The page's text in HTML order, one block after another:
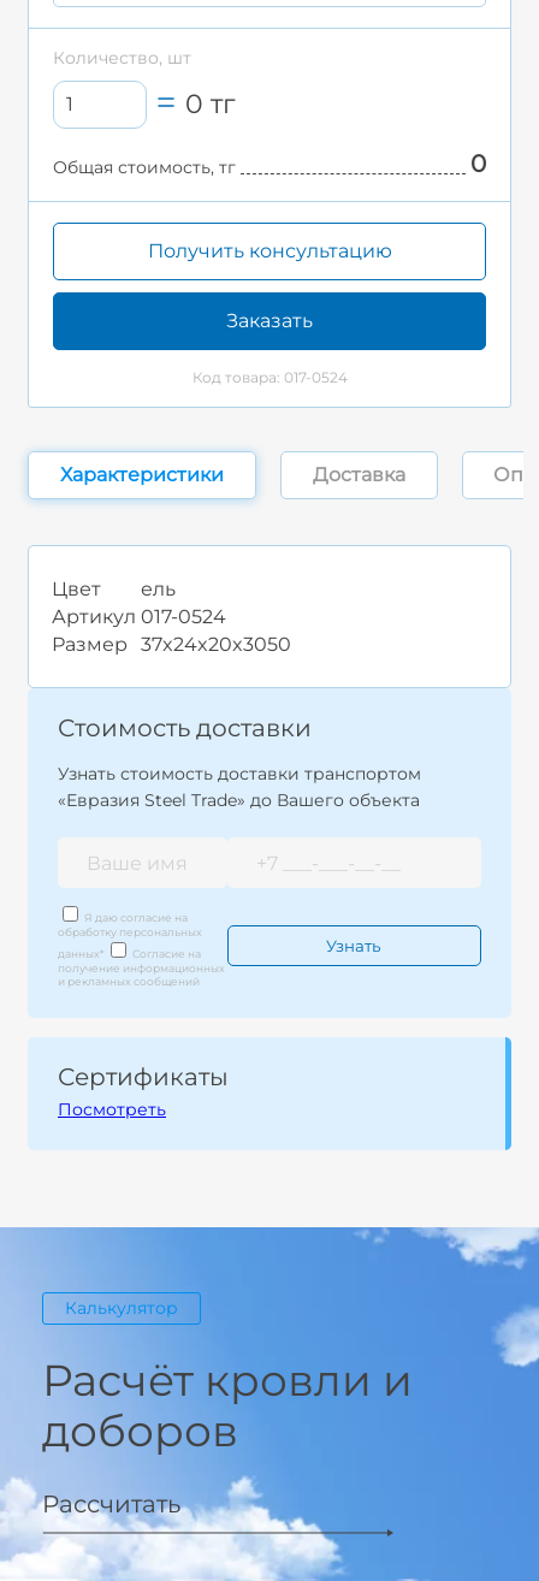
Количество, шт
0тг
Общая стоимость, тг 0
Получить консультацию
Заказать
Код товара: 017-0524
Характеристики Доставка
Цвет
ель
Артикул 017-0524
Размер
37x24x20x3050
Стоимость доставки
Узнать стоимость доставки транспортом
«Евразия Steel Trade» до Вашего объекта
Я даю согласие на
обработку персональных
данных*
Согласие на
получение информационных
и рекламных сообщений
Сертификаты
Посмотреть
Калькулятор
Расчёт кровли и
доборов
Рассчитать